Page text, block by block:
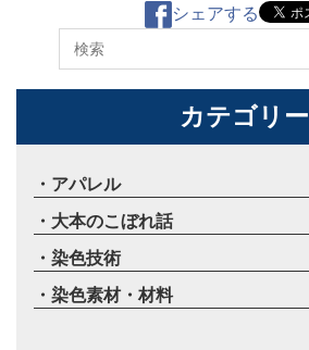
シェアする
キーワードから探す
カテゴリー
アパレル
大本のこぼれ話
染色技術
染色素材・材料